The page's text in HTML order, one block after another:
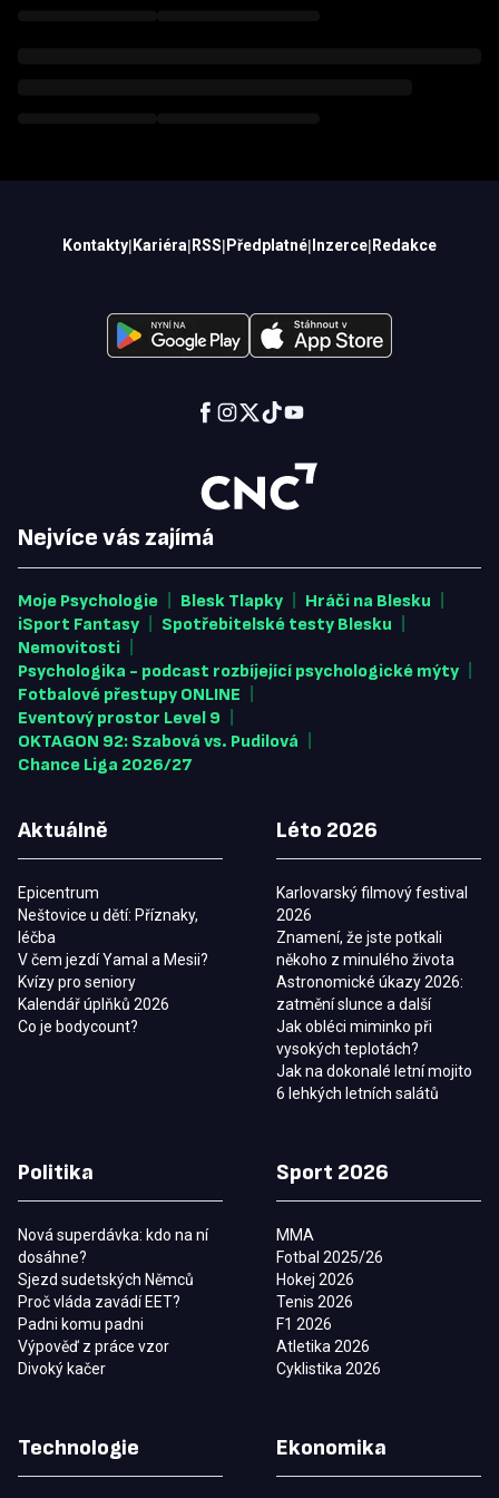
Nejvíce vás zajímá
Moje Psychologie Blesk Tlapky Hráči na Blesku
iSport Fantasy Spotřebitelské testy Blesku
Nemovitosti
Psychologika - podcast rozbíjející psychologické mýty
Fotbalové přestupy ONLINE
Eventový prostor Level 9
OKTAGON 92: Szabová vs. Pudilová
Chance Liga 2026/27
Aktuálně
Epicentrum
Neštovice u dětí: Příznaky,
léčba
V čem jezdí Yamal a Mesii?
Kvízy pro seniory
Kalendář úplňků 2026
Co je bodycount?
Léto 2026
Karlovarský filmový festival
2026
Znamení, že jste potkali
někoho z minulého života
Astronomické úkazy 2026:
zatmění slunce a další
Jak obléci miminko při
vysokých teplotách?
Jak na dokonalé letní mojito
6 lehkých letních salátů
Politika
Nová superdávka: kdo na ní
dosáhne?
Sjezd sudetských Němců
Proč vláda zavádí EET?
Padni komu padni
Výpověď z práce vzor
Divoký kačer
Sport 2026
MMA
Fotbal 2025/26
Hokej 2026
Tenis 2026
F1 2026
Atletika 2026
Cyklistika 2026
Technologie Ekonomika
Kontakty| Kariéra| RSS| Předplatné| Inzerce| Redakce